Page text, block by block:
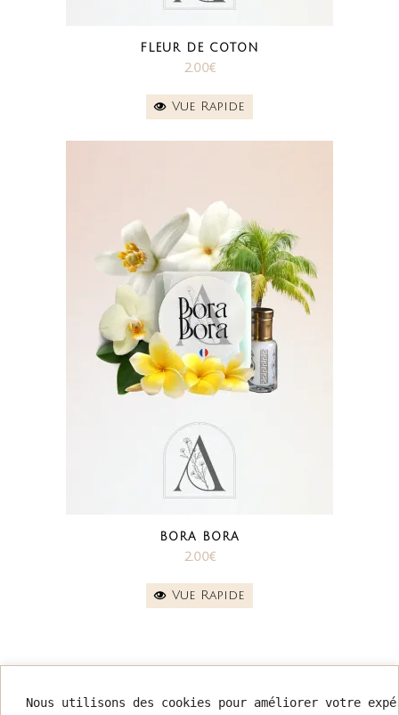
Nous utilisons des cookies pour améliorer votre
FLEUR DE COTON
2.00€
Vue Rapide
BORA BORA
2.00€
Vue Rapide